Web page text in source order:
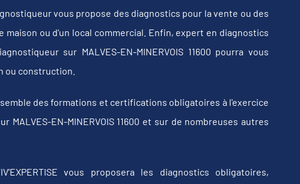
vous propose des diagnostics pour la vente ou des
ou d'un local commercial. Enfin, expert en diagnostics
sur MALVES-EN-MINERVOIS 11600 pourra vous
ou construction.
des formations et certifications obligatoires à l'exercice
EN-MINERVOIS 11600 et sur de nombreuses autres
vous proposera les diagnostics obligatoires,